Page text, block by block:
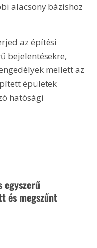
alacsony bázishoz
az építési
bejelentésekre,
mellett az
épületek
hatósági
egyszerű
és megszűnt